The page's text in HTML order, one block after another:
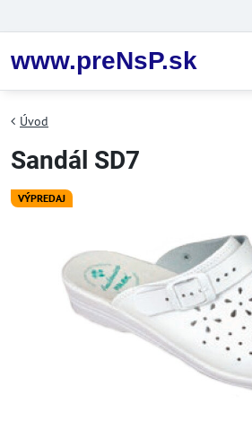
www.preNsP.sk
VÝPREDAJ
Úvod
Sandál SD7